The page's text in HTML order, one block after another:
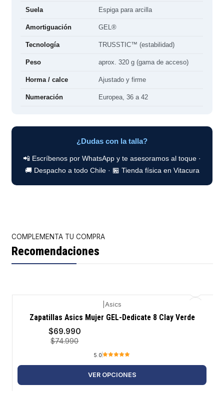
Suela Espiga para arcilla
Amortiguación GEL®
Tecnología TRUSSTIC™ (estabilidad)
Peso aprox. 320 g (gama de acceso)
Horma / calce Ajustado y firme
Numeración Europea, 36 a 42
¿Dudas con la talla?
📲 Escríbenos por WhatsApp y te asesoramos al toque ·
🚚 Despacho a todo Chile · 🏪 Tienda física en Vitacura
COMPLEMENTA TU COMPRA
Recomendaciones
-7%
Asics
Zapatillas Asics Mujer GEL-Dedicate 8 Clay Verde
$69.990
$74.990
5.0
VER OPCIONES